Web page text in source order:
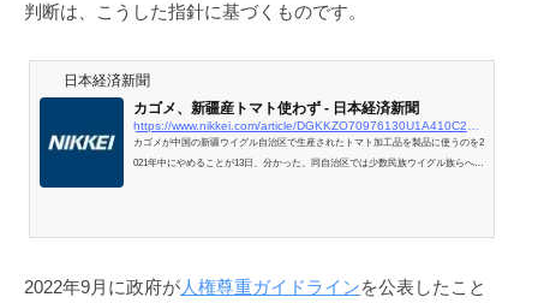
判断は、こうした指針に基づくものです。
日本経済新聞
カゴメ、新疆産トマト使わず - 日本経済新聞
https://www.nikkei.com/article/DGKKZO70976130U1A410C2EA1000/
カゴメが中国の新疆ウイグル自治区で生産されたトマト加工品を製品に使うのを2
021年中にやめることが13日、分かった。同自治区では少数民族ウイグル族らへの
2022年9月に政府が人権尊重ガイドラインを公表したこと